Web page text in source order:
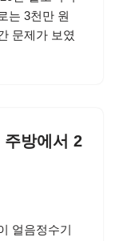
는 3천만 원
문제가 보였
주방에서 2
얼음정수기